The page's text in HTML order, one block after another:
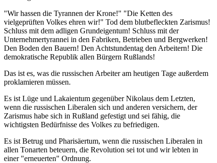
"Wir hassen die Tyrannen der Krone!" "Die Ketten des
vielgeprüften Volkes ehren wir!" Tod dem blutbefleckten Zarismus!
Schluss mit dem adligen Grundeigentum! Schluss mit der
Unternehmertyrannei in den Fabriken, Betrieben und Bergwerken!
Den Boden den Bauern! Den Achtstundentag den Arbeitern! Die
demokratische Republik allen Bürgern Rußlands!
Das ist es, was die russischen Arbeiter am heutigen Tage außerdem
proklamieren müssen.
Es ist Lüge und Lakaientum gegenüber Nikolaus dem Letzten,
wenn die russischen Liberalen sich und anderen versichern, der
Zarismus habe sich in Rußland gefestigt und sei fähig, die
wichtigsten Bedürfnisse des Volkes zu befriedigen.
Es ist Betrug und Pharisäertum, wenn die russischen Liberalen in
allen Tonarten beteuern, die Revolution sei tot und wir lebten in
einer "erneuerten" Ordnung.